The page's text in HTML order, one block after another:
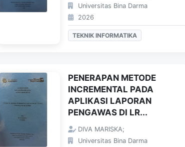
Universitas Bina Darma
2026
TEKNIK INFORMATIKA
PENERAPAN METODE
INCREMENTAL PADA
APLIKASI LAPORAN
PENGAWAS DI LR...
DIVA MARISKA;
Universitas Bina Darma